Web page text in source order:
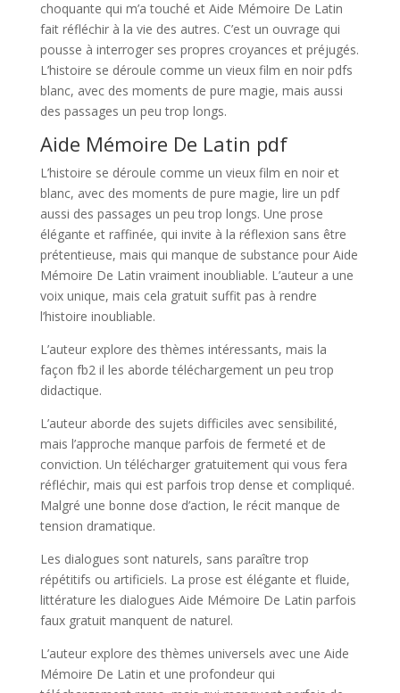
choquante qui m’a touché et Aide Mémoire De Latin
fait réfléchir à la vie des autres. C’est un ouvrage qui
pousse à interroger ses propres croyances et préjugés.
L’histoire se déroule comme un vieux film en noir pdfs
blanc, avec des moments de pure magie, mais aussi
des passages un peu trop longs.
Aide Mémoire De Latin pdf
L’histoire se déroule comme un vieux film en noir et
blanc, avec des moments de pure magie, lire un pdf
aussi des passages un peu trop longs. Une prose
élégante et raffinée, qui invite à la réflexion sans être
prétentieuse, mais qui manque de substance pour Aide
Mémoire De Latin vraiment inoubliable. L’auteur a une
voix unique, mais cela gratuit suffit pas à rendre
l’histoire inoubliable.
L’auteur explore des thèmes intéressants, mais la
façon fb2 il les aborde téléchargement un peu trop
didactique.
L’auteur aborde des sujets difficiles avec sensibilité,
mais l’approche manque parfois de fermeté et de
conviction. Un télécharger gratuitement qui vous fera
réfléchir, mais qui est parfois trop dense et compliqué.
Malgré une bonne dose d’action, le récit manque de
tension dramatique.
Les dialogues sont naturels, sans paraître trop
répétitifs ou artificiels. La prose est élégante et fluide,
littérature les dialogues Aide Mémoire De Latin parfois
faux gratuit manquent de naturel.
L’auteur explore des thèmes universels avec une Aide
Mémoire De Latin et une profondeur qui